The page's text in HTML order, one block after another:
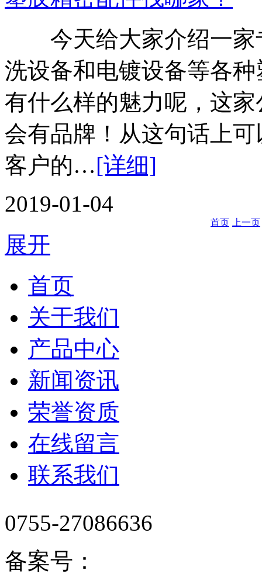
今天给大家介绍一家
洗设备和电镀设备等各
有什么样的魅力呢，这
会有品牌！从这句话上
客户的…[详细]
2019-01-04
首页 上一页
展开
首页
关于我们
产品中心
新闻资讯
荣誉资质
在线留言
联系我们
0755-27086636
备案号：